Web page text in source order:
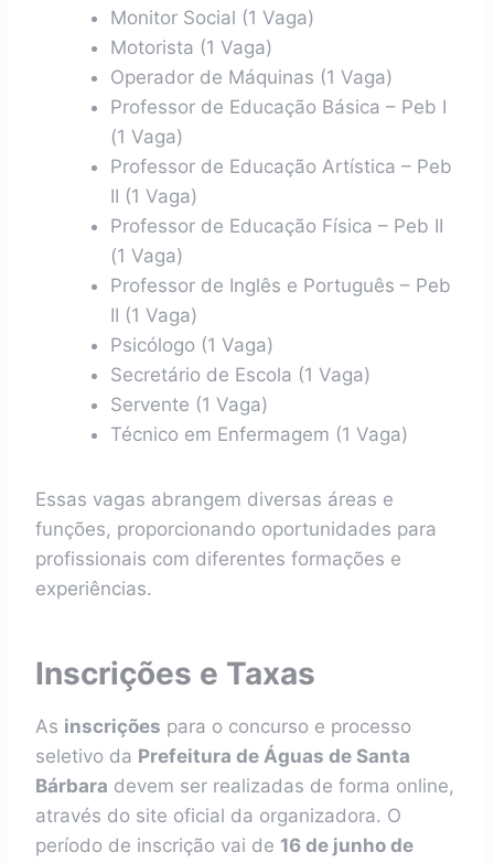
Monitor Social (1 Vaga)
Motorista (1 Vaga)
Operador de Máquinas (1 Vaga)
Professor de Educação Básica – Peb I
(1 Vaga)
Professor de Educação Artística – Peb
II (1 Vaga)
Professor de Educação Física – Peb II
(1 Vaga)
Professor de Inglês e Português – Peb
II (1 Vaga)
Psicólogo (1 Vaga)
Secretário de Escola (1 Vaga)
Servente (1 Vaga)
Técnico em Enfermagem (1 Vaga)
Essas vagas abrangem diversas áreas e
funções, proporcionando oportunidades para
profissionais com diferentes formações e
experiências.
Inscrições e Taxas
As inscrições para o concurso e processo
seletivo da Prefeitura de Águas de Santa
Bárbara devem ser realizadas de forma online,
através do site oficial da organizadora. O
período de inscrição vai de 16 de junho de